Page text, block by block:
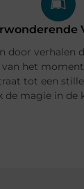
door verhalen
van het
tot een
de magie in de